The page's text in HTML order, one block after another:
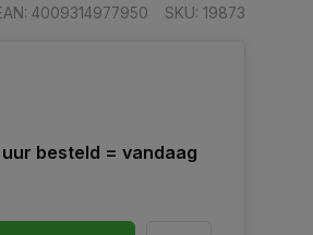
4009314977950 SKU: 19873
besteld = vandaag